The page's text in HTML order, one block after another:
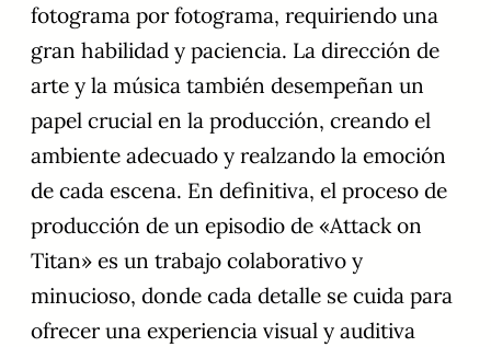
fotograma por fotograma, requiriendo una
gran habilidad y paciencia. La dirección de
arte y la música también desempeñan un
papel crucial en la producción, creando el
ambiente adecuado y realzando la emoción
de cada escena. En definitiva, el proceso de
producción de un episodio de «Attack on
Titan» es un trabajo colaborativo y
minucioso, donde cada detalle se cuida para
ofrecer una experiencia visual y auditiva